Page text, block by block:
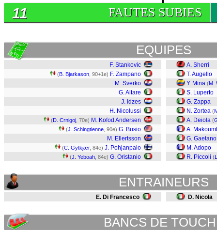
FAUTES SUBIES
11
EQUIPES
F. Stankovic
(B. Bjarkason , 90+1e) F. Zampano
M. Sverko
G. Altare
J. Idzes
H. Nicolussi
(D. Crnigoj , 70e) M. Kofod Andersen
(J. Schingtienne , 90e) G. Busio
M. Ellertsson
(C. Gytkjær, 84e) J. Pohjanpalo
(J. Yeboah , 84e) G. Oristanio
A. Sherri
T. Augello
Y. Mina (M.
S. Luperto
G. Zappa
N. Zortea (
A. Deiola (
A.
G. Gaetano
M. Adopo
R. Piccoli (
ENTRAINEURS
E. Di Francesco D. Nicola
BANCS DE